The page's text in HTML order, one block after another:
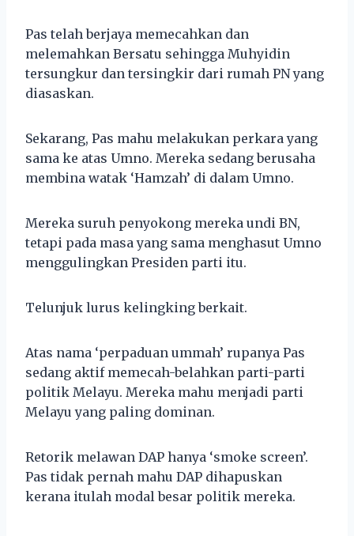
Pas telah berjaya memecahkan dan
melemahkan Bersatu sehingga Muhyidin
tersungkur dan tersingkir dari rumah PN yang
diasaskan.
Sekarang, Pas mahu melakukan perkara yang
sama ke atas Umno. Mereka sedang berusaha
membina watak ‘Hamzah’ di dalam Umno.
Mereka suruh penyokong mereka undi BN,
tetapi pada masa yang sama menghasut Umno
menggulingkan Presiden parti itu.
Telunjuk lurus kelingking berkait.
Atas nama ‘perpaduan ummah’ rupanya Pas
sedang aktif memecah-belahkan parti-parti
politik Melayu. Mereka mahu menjadi parti
Melayu yang paling dominan.
Retorik melawan DAP hanya ‘smoke screen’.
Pas tidak pernah mahu DAP dihapuskan
kerana itulah modal besar politik mereka.